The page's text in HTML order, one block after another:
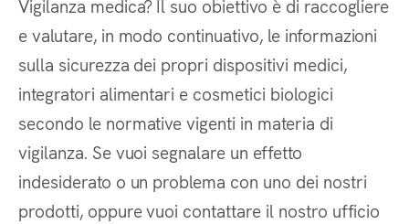
Vigilanza medica? Il suo obiettivo è di raccogliere
e valutare, in modo continuativo, le informazioni
sulla sicurezza dei propri dispositivi medici,
integratori alimentari e cosmetici biologici
secondo le normative vigenti in materia di
vigilanza. Se vuoi segnalare un effetto
indesiderato o un problema con uno dei nostri
prodotti, oppure vuoi contattare il nostro ufficio